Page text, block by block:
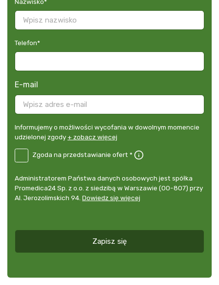
Telefon*
E-mail
Informujemy
o
wycofania
dowolnym
momencie
udzielonej
Informujemy o możliwości wycofania w dowolnym momencie
udzielonej zgody+ zobacz więcej
DE
przedstawianie
Zgoda na przedstawianie ofert *
Administrator
danych
osobowych
Administratorem Państwa danych osobowych jest spółka
Promedica24 Sp. z o.o. z siedzibą w Warszawie (00-807) przy
Al. Jerozolimskich 94. Dowiedz się więcej
Zapisz się